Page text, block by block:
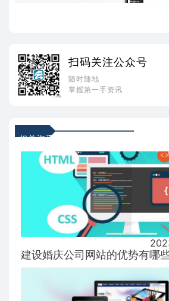
扫码关注公众号
随时随地
掌握第一手资讯
相关资讯
建设婚庆公司网站的优势有哪